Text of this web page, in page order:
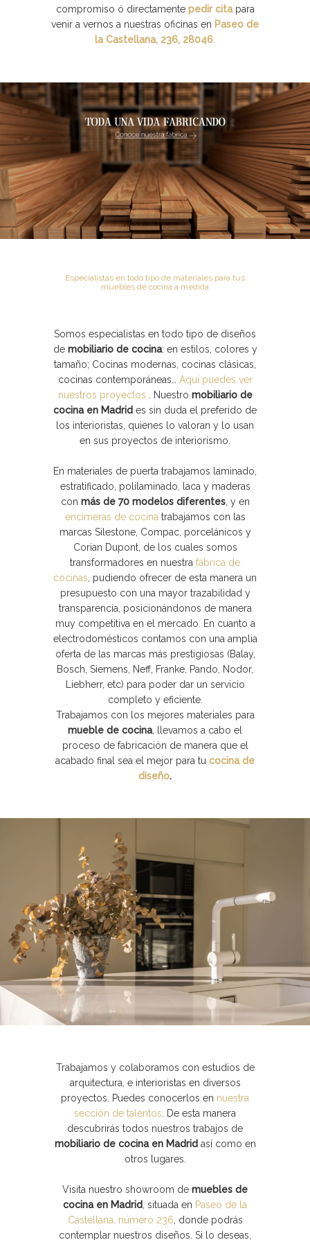
compromiso ó directamente pedir citapara
venir a vernos a nuestras oficinas en Paseo de
la Castellana, 236, 28046.
Especialistas en todo tipo de materiales para tus
muebles de cocina a medida
Somos especialistas en todo tipo de diseños
de mobiliario de cocina: en estilos, colores y
tamaño; Cocinas modernas, cocinas clásicas,
cocinas contemporáneas… Aquí puedes ver
nuestros proyectos . Nuestro mobiliario de
cocina en Madrid es sin duda el preferido de
los interioristas, quienes lo valoran y lo usan
en sus proyectos de interiorismo.
En materiales de puerta trabajamos laminado,
estratificado, polilaminado, laca y maderas
con más de 70 modelos diferentes, y en
encimeras de cocina trabajamos con las
marcas Silestone, Compac, porcelánicos y
Corian Dupont, de los cuales somos
transformadores en nuestra fábrica de
cocinas , pudiendo ofrecer de esta manera un
presupuesto con una mayor trazabilidad y
transparencia, posicionándonos de manera
muy competitiva en el mercado. En cuanto a
electrodomésticos contamos con una amplia
oferta de las marcas más prestigiosas (Balay,
Bosch, Siemens, Neff, Franke, Pando, Nodor,
Liebherr, etc) para poder dar un servicio
completo y eficiente.
Trabajamos con los mejores materiales para
mueble de cocina, llevamos a cabo el
proceso de fabricación de manera que el
acabado final sea el mejor para tu cocina de
diseño.
Trabajamos y colaboramos con estudios de
arquitectura, e interioristas en diversos
proyectos. Puedes conocerlos en nuestra
sección de talentos . De esta manera
descubrirás todos nuestros trabajos de
mobiliario de cocina en Madrid así como en
otros lugares.
Visita nuestro showroom de muebles de
cocina en Madrid , situada en Paseo de la
Castellana, número 236 , donde podrás
contemplar nuestros diseños. Si lo deseas,